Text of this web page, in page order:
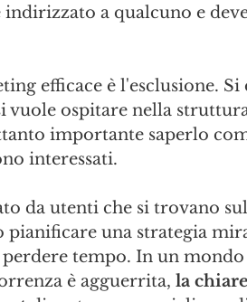
indirizzato a qualcuno e
efficace è l'esclusione.
vuole ospitare nella
importante saperlo
interessati.
da utenti che si trovano
pianificare una strategia
tempo. In un
è agguerrita, la